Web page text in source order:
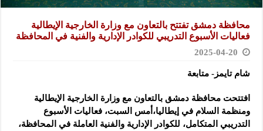
محافظة دمشق تفتتح بالتعاون مع وزارة الخارجية الإيطالية
فعاليات الأسبوع ‏التدريبي للكوادر الإدارية والفنية في المحافظة
2025-04-20
شام تايمز- متابعة
افتتحت محافظة دمشق بالتعاون مع وزارة الخارجية الإيطالية
ومنظمة السلام ‏في إيطاليا،أمس السبت، فعاليات الأسبوع
التدريبي المتكامل، للكوادر الإدارية ‏والفنية العاملة في المحافظة،